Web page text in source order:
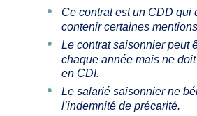
Ce contrat est un CDD qui
contenir certaines
Le contrat saisonnier peut
chaque année mais ne
en CDI.
Le salarié saisonnier ne
l’indemnité de précarité.